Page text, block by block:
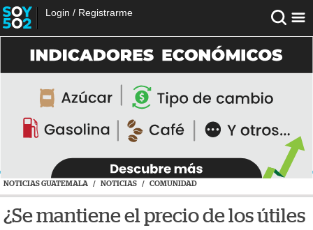
Login / Registrarme
NOTICIAS GUATEMALA / NOTICIAS / COMUNIDAD
¿Se mantiene el precio de los útiles